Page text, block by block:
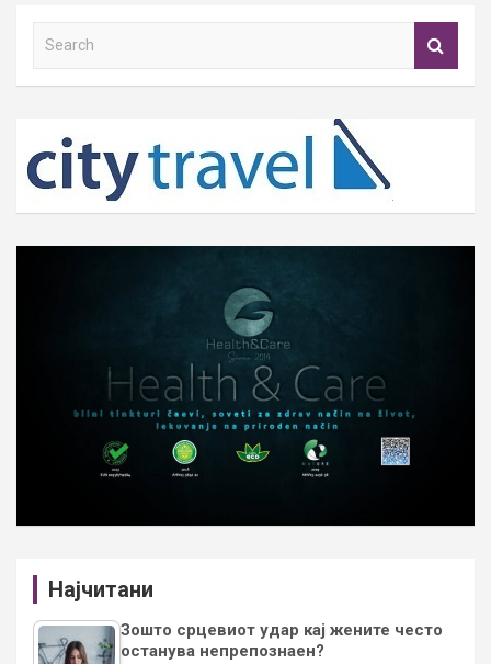
h
Најчитани
Зошто срцевиот удар кај жените често
останува непрепознаен?